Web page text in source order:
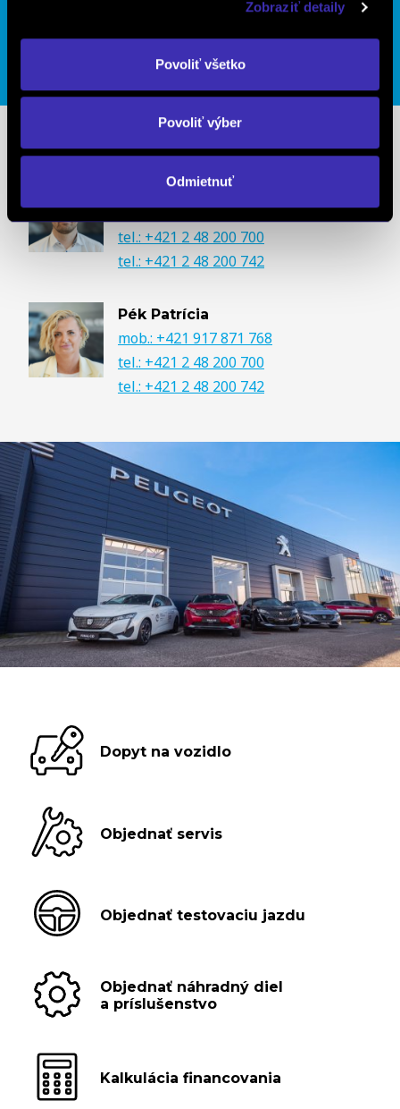
Zobraziť detaily
Povoliť všetko
Povoliť výber
Odmietnuť
DETAIL PREVÁDZKY
Predajcovia
Moniš Matúš
mob.: +421 907 731 757
tel.: +421 2 48 200 700
tel.: +421 2 48 200 742
Pék Patrícia
mob.: +421 917 871 768
tel.: +421 2 48 200 700
tel.: +421 2 48 200 742
Dopyt na vozidlo
Objednať servis
Objednať testovaciu jazdu
Objednať náhradný diel
a príslušenstvo
Kalkulácia financovania